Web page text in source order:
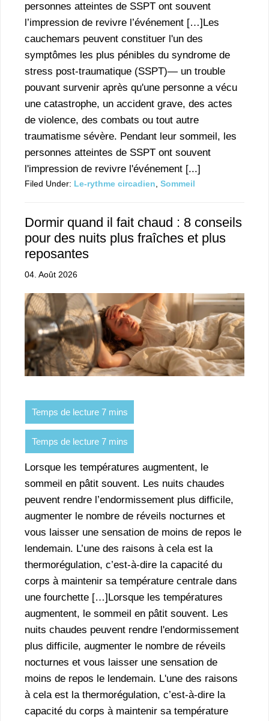
personnes atteintes de SSPT ont souvent
l’impression de revivre l’événement […]Les
cauchemars peuvent constituer l'un des
symptômes les plus pénibles du syndrome de
stress post-traumatique (SSPT)— un trouble
pouvant survenir après qu'une personne a vécu
une catastrophe, un accident grave, des actes
de violence, des combats ou tout autre
traumatisme sévère. Pendant leur sommeil, les
personnes atteintes de SSPT ont souvent
l'impression de revivre l'événement [...]
Filed Under: Le-rythme circadien Sommeil
Dormir quand il fait chaud : 8 conseils
pour des nuits plus fraîches et plus
reposantes
04. Août 2026
Lorsque les températures augmentent, le
sommeil en pâtit souvent. Les nuits chaudes
peuvent rendre l’endormissement plus difficile,
augmenter le nombre de réveils nocturnes et
vous laisser une sensation de moins de repos le
lendemain. L’une des raisons à cela est la
thermorégulation, c’est-à-dire la capacité du
corps à maintenir sa température centrale dans
une fourchette […]Lorsque les températures
augmentent, le sommeil en pâtit souvent. Les
nuits chaudes peuvent rendre l'endormissement
plus difficile, augmenter le nombre de réveils
nocturnes et vous laisser une sensation de
moins de repos le lendemain. L'une des raisons
à cela est la thermorégulation, c’est-à-dire la
capacité du corps à maintenir sa température